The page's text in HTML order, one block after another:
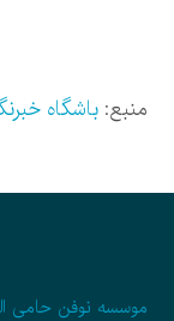
منبع:باشگاه
موسسه نوفن حامی